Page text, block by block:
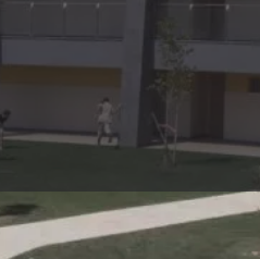
פרטים והרשמה